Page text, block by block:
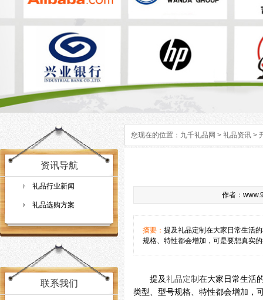
您现在的位置： 九千礼品网 > 礼品资讯 >
资讯导航
礼品行业新闻
礼品选购方案
联系我们
作者：
摘要： 提及礼品定制在大家日常生活
规格、特性都会增加，可是要想真实
提及礼品定制 在大家日常生活
类型、型号规格、特性都会增加，